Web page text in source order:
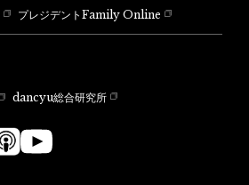
プレジデントFamily Online
dancyu総合研究所